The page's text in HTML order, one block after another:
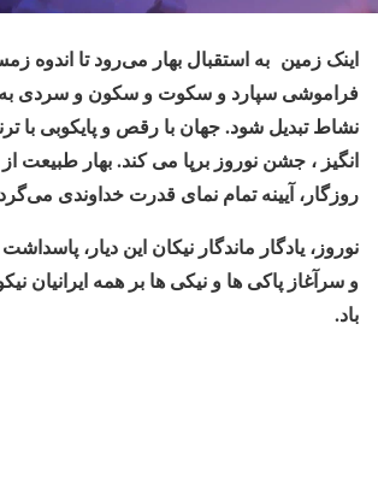
اینک زمین به استقبال بهار می‌رود تا اندوه
فراموشی سپارد و سکوت و سکون و سردی
نشاط تبدیل شود. جهان با رقص و پایکوبی با
انگیز ، جشن نوروز برپا می کند. بهار طبیعت
روزگار، آیینه تمام نمای قدرت خداوندی
نوروز، یادگار ماندگار نیکان این دیار،
و سرآغاز پاکی ها و نیکی ها بر همه
باد.